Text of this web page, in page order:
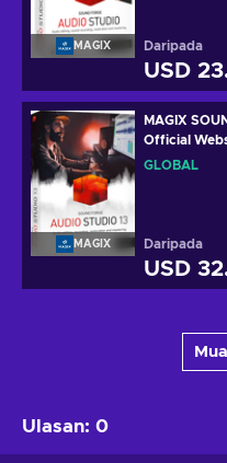
MAGIX Daripada
USD
MAGIX
MAGIX
Official
GLOBAL
Daripada
USD
Ulasan: 0